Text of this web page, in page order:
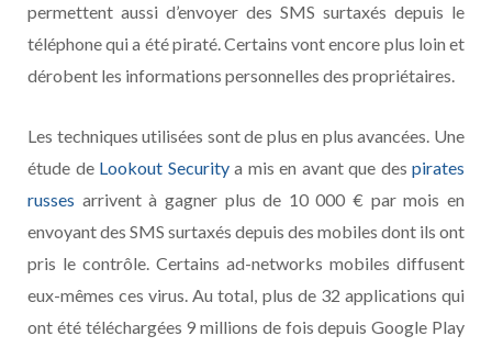
permettent aussi d’envoyer des SMS surtaxés depuis le
téléphone qui a été piraté. Certains vont encore plus loin et
dérobent les informations personnelles des propriétaires.
Les techniques utilisées sont de plus en plus avancées. Une
étude de Lookout Securitya mis en avant que des pirates
russes arrivent à gagner plus de 10 000 € par mois en
envoyant des SMS surtaxés depuis des mobiles dont ils ont
pris le contrôle. Certains ad-networks mobiles diffusent
eux-mêmes ces virus. Au total, plus de 32 applications qui
ont été téléchargées 9 millions de fois depuis Google Play